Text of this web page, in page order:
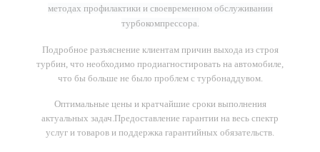
методах профилактики и своевременном обслуживании
турбокомпрессора.
Подробное разъяснение клиентам причин выхода из строя
турбин, что необходимо продиагностировать на автомобиле,
что бы больше не было проблем с турбонаддувом.
Оптимальные цены и кратчайшие сроки выполнения
актуальных задач.Предоставление гарантии на весь спектр
услуг и товаров и поддержка гарантийных обязательств.